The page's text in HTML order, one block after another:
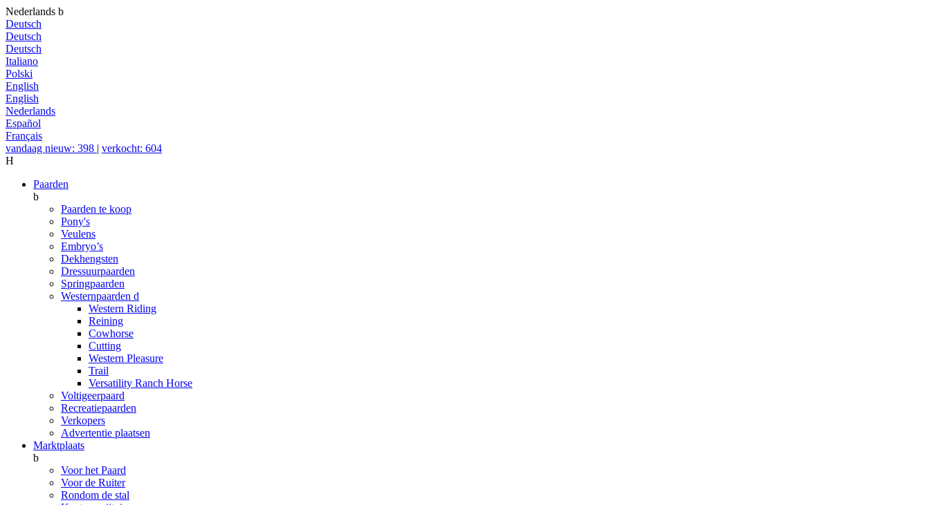
Nederlands b
Deutsch
Deutsch
Deutsch
Italiano
Polski
English
English
Nederlands
Español
Français
vandaag nieuw: 398 | verkocht: 604
H
Paarden
b
Paarden te koop
Pony's
Veulens
Embryo’s
Dekhengsten
Dressuurpaarden
Springpaarden
Westernpaarden d
Western Riding
Reining
Cowhorse
Cutting
Western Pleasure
Trail
Versatility Ranch Horse
Voltigeerpaard
Recreatiepaarden
Verkopers
Advertentie plaatsen
Marktplaats
b
Voor het Paard
Voor de Ruiter
Rondom de stal